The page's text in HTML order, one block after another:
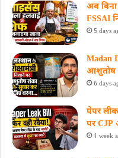
अब बिना
FSSAI
5 days
Madan
आशुतोष
6 days
पेपर
पर CJP
1 week